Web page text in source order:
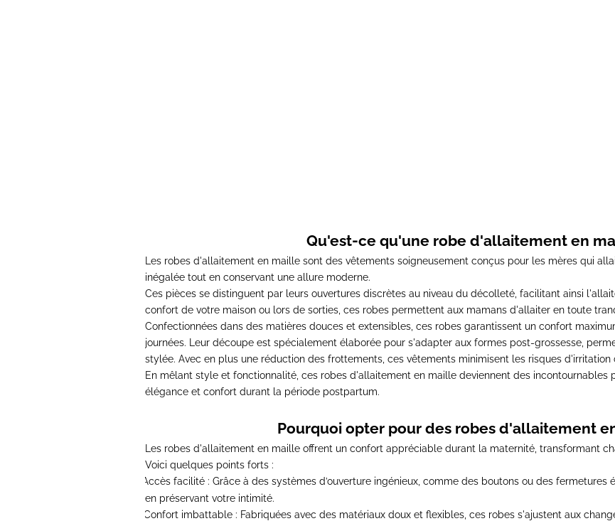
Qu'est-ce qu'une robe d'allaitement en
Les robes d'allaitement en maille sont des vêtements soigneusement conçus pour les mères qui
inégalée tout en conservant une allure moderne.
Ces pièces se distinguent par leurs ouvertures discrètes au niveau du décolleté, facilitant ainsi
confort de votre maison ou lors de sorties, ces robes permettent aux mamans d'allaiter en toute
Confectionnées dans des matières douces et extensibles, ces robes garantissent un confort
journées. Leur découpe est spécialement élaborée pour s'adapter aux formes post-grossesse,
stylée. Avec en plus une réduction des frottements, ces vêtements minimisent les risques d'irritation
En mêlant style et fonctionnalité, ces robes d'allaitement en maille deviennent des incontournables
élégance et confort durant la période postpartum.
Pourquoi opter pour des robes d'allaitement
Les robes d'allaitement en maille offrent un confort appréciable durant la maternité , transformant
Voici quelques points forts :
Accès facilité : Grâce à des systèmes d’ouverture ingénieux, comme des boutons ou des fermetures
en préservant votre intimité.
Confort imbattable : Fabriquées avec des matériaux doux et flexibles, ces robes s'ajustent aux